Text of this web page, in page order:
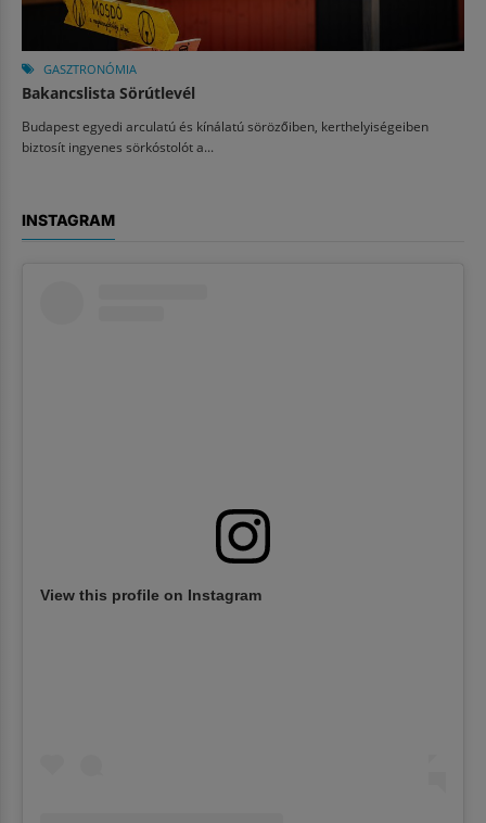
GASZTRONÓMIA
Bakancslista Sörútlevél
Budapest egyedi arculatú és kínálatú sörözőiben, kerthelyiségeiben
biztosít ingyenes sörkóstolót a...
INSTAGRAM
View this profile on Instagram